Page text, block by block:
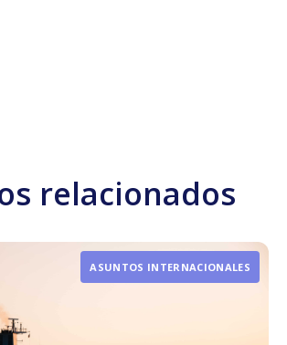
relacionados
ASUNTOS INTERNACIONALES